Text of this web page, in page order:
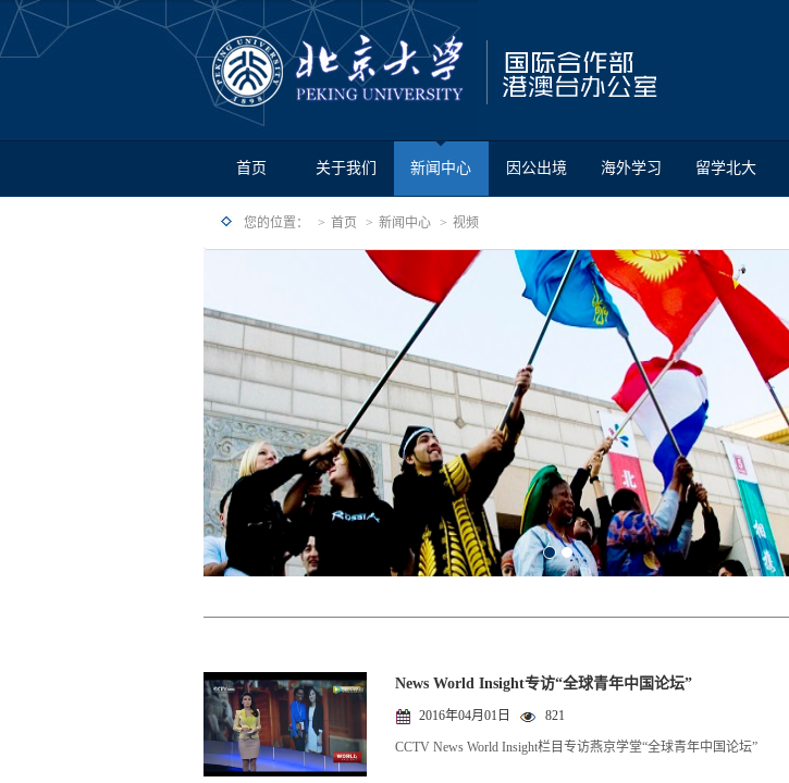
首页 关于我们 新闻中心 因公出境 海外学习 留学北大
您的位置： 首页 新闻中心 视频
News World Insight专访“全球青年中国论坛”
2016年04月01日 821
CCTV News World Insight栏目专访燕京学堂“全球青年中国论坛”